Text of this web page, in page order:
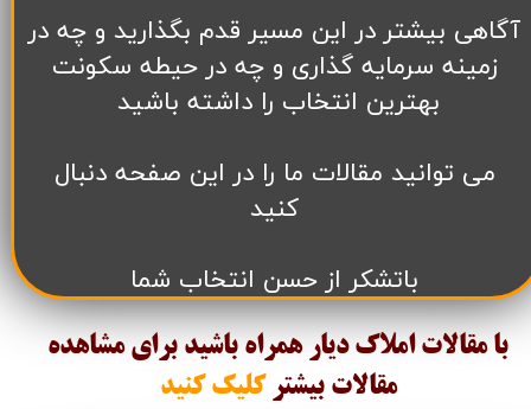
آگاهی بیشتر در این مسیر قدم بگذارید و چه در
زمینه سرمایه گذاری و چه در حیطه سکونت
بهترین انتخاب را داشته باشید
می توانید مقالات ما را در این صفحه دنبال
کنید
باتشکر از حسن انتخاب شما
با مقالات املاک دیار همراه باشید برای مشاهده
مقالات بیشتر کلیک کنید